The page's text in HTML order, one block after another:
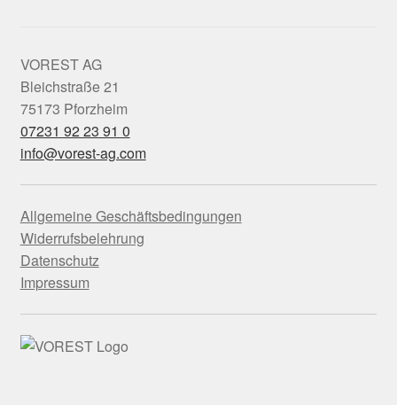
VOREST AG
Bleichstraße 21
75173 Pforzheim
07231 92 23 91 0
info@vorest-ag.com
Allgemeine Geschäftsbedingungen
Widerrufsbelehrung
Datenschutz
Impressum